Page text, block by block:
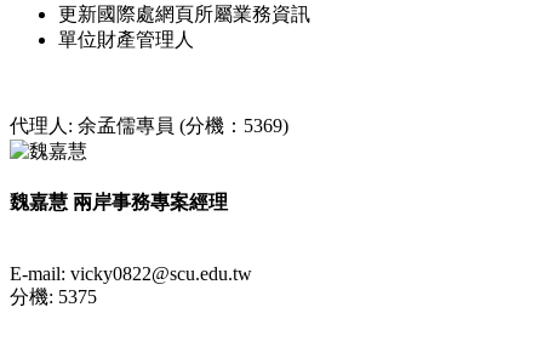
更新國際處網頁所屬業務資訊
單位財產管理人
代理人: 余孟儒專員 (分機：5369)
魏嘉慧 兩岸事務專案經理
E-mail: vicky0822@scu.edu.tw
分機: 5375